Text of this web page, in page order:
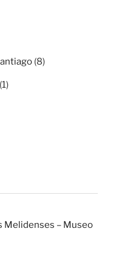
(8)
(1)
Melidenses – Museo